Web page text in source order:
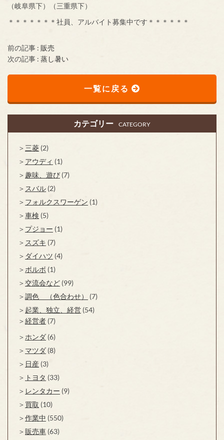
（岐阜県下）（三重県下）
＊＊＊＊＊＊＊社員、アルバイト募集中です＊＊＊＊＊＊
前の記事 : 販売
次の記事 : 蒸し暑い
一覧に戻る
カテゴリー CATEGORY
三菱 (2)
アウディ (1)
趣味、遊び (7)
スバル (2)
フォルクスワーゲン (1)
車検 (5)
プジョー (1)
スズキ (7)
ダイハツ (4)
ボルボ (1)
交流会など (99)
調色 （色合わせ）
(7)
起業、独立、経営 (54)
経営者 (7)
ホンダ (6)
マツダ (8)
日産 (3)
トヨタ (33)
レンタカー (9)
買取 (10)
作業中 (550)
販売車 (63)